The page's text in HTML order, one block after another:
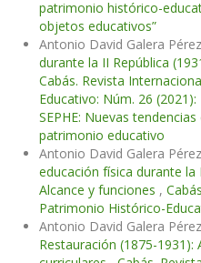
patrimonio histórico-
objetos educativos”
Antonio David Galera
durante la II República
Cabás. Revista
Educativo: Núm. 26
SEPHE: Nuevas
patrimonio educativo
Antonio David Galera
educación física durante la
Alcance y funciones ,
Patrimonio Histórico-
Antonio David Galera
Restauración (1875-